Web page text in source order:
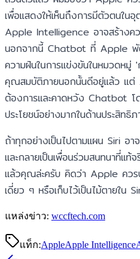
เพื่อแสดงให้เห็นถึงการมีตัวตนใน
Apple Intelligence อาจสร้างคว
นอกจากนี้ Chatbot ที่ Apple พัฒ
ความฝันในการแข่งขันในหมวดหมู่
คุณสมบัติภายนอกนั้นดีอยู่แล้ว แต่
ต้องการและคาดหวัง Chatbot โ
ประโยชน์อย่างมากในด้านประสิทธิ
ถ้าทุกอย่างเป็นไปตามแผน Siri อา
และกลายเป็นเพื่อนร่วมสนทนาที่แ
แล้วคุณล่ะครับ คิดว่า Apple คว
เดี่ยว ๆ หรือเก็บไว้เป็นไม้ตายใน
แหล่งข่าว: wccftech.com
แท็ก:AppleApple Intelligence